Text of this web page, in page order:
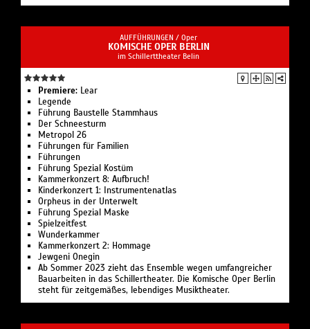
AUFFÜHRUNGEN / Oper
KOMISCHE OPER BERLIN
im Schillerttheater Belin
Premiere: Lear
Legende
Führung Bau­stelle Stamm­haus
Der Schnee­sturm
Metropol 26
Führungen für Familien
Führungen
Führung Spezial Kostüm
Kammerkonzert 8: Aufbruch!
Kinderkonzert 1: Instru­men­ten­atlas
Or­pheus in der Un­ter­welt
Führung Spezial Maske
Spielzeit­fest
Wunder­kammer
Kammerkonzert 2: Hommage
Jewgeni Onegin
Ab Sommer 2023 zieht das Ensemble wegen umfangreicher
Bauarbeiten in das Schillertheater. Die Komische Oper Berlin
steht für zeitgemäßes, lebendiges Musiktheater.